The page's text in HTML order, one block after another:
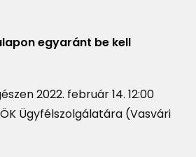
egyaránt be kell
2022. február 14. 12:00
Ügyfélszolgálatára (Vasvári